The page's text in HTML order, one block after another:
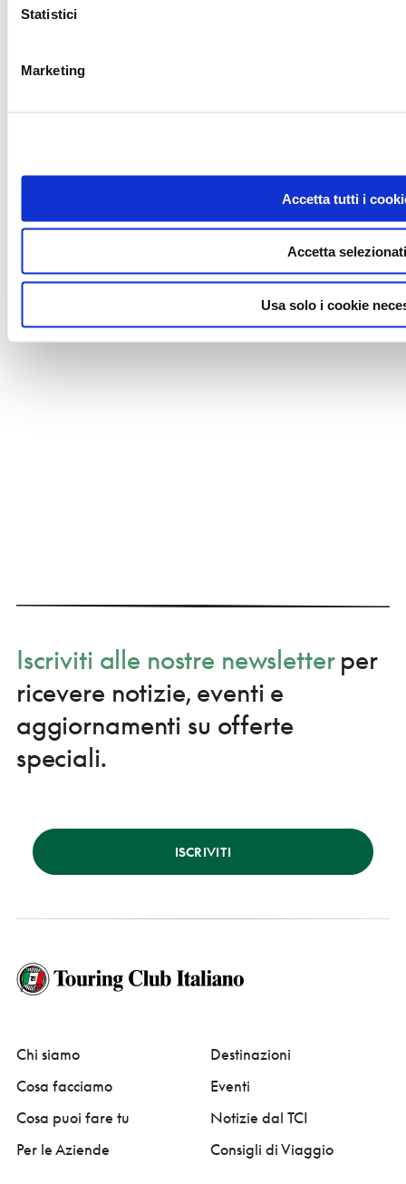
Statistici
Marketing
Accetta tutti i
Accetta selezionati
Usa solo i cookie
Iscriviti alle nostre newsletterper
ricevere notizie, eventi e
aggiornamenti su offerte
speciali.
ISCRIVITI
Chi siamo
Cosa facciamo
Cosa puoi fare tu
Per le Aziende
Destinazioni
Eventi
Notizie dal TCI
Consigli di Viaggio